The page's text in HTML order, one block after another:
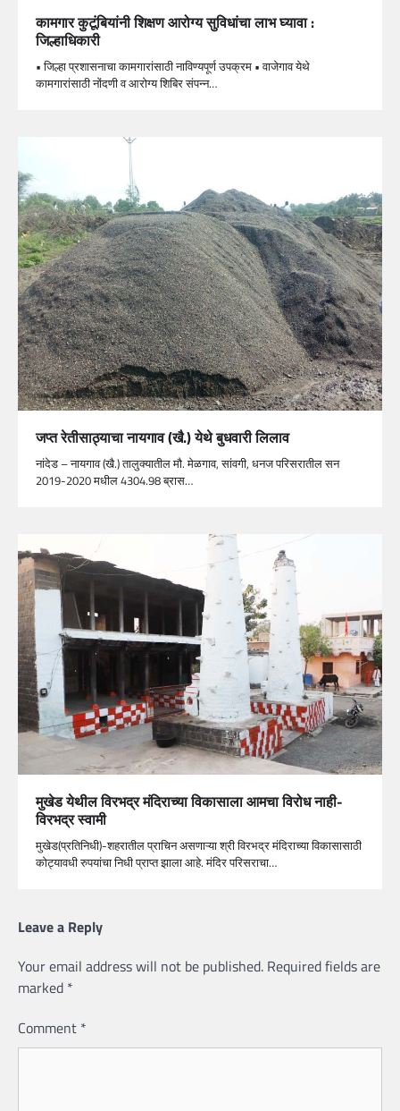
कामगार कुटूंबियांनी शिक्षण आरोग्य सुविधांचा लाभ घ्यावा :
जिल्हाधिकारी
• जिल्हा प्रशासनाचा कामगारांसाठी नाविण्यपूर्ण उपक्रम • वाजेगाव येथे
कामगारांसाठी नोंदणी व आरोग्य शिबिर संपन्न…
जप्त रेतीसाठ्याचा नायगाव (खै.) येथे बुधवारी लिलाव
नांदेड – नायगाव (खै.) तालुक्यातील मौ. मेळगाव, सांवगी, धनज परिसरातील सन
2019-2020 मधील 4304.98 ब्रास…
मुखेड येथील विरभद्र मंदिराच्या विकासाला आमचा विरोध नाही-
विरभद्र स्वामी
मुखेड(प्रतिनिधी)-शहरातील प्राचिन असणाऱ्या श्री विरभद्र मंदिराच्या विकासासाठी
कोट्यावधी रुपयांचा निधी प्राप्त झाला आहे. मंदिर परिसराचा…
Leave a Reply
Your email address will not be published. Required fields are
marked *
Comment *